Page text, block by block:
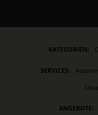
KATEGORIEN:
SERVICES:
ANGEBOTE: